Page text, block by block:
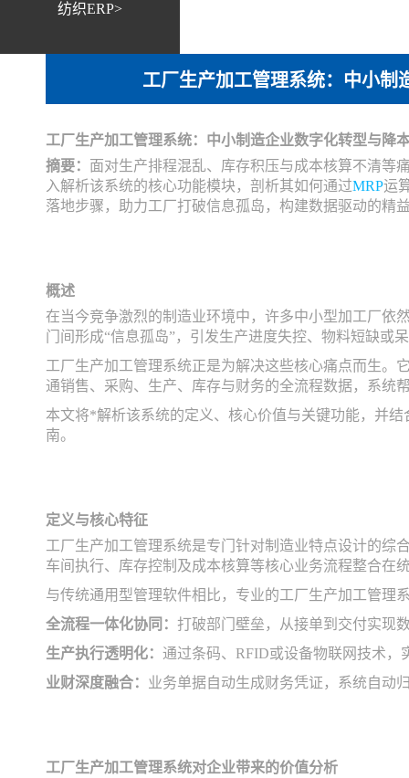
纺织ERP>
工厂生产加工管理系统：中小
工厂生产加工管理系统：中小制造企业数字化转型与降
摘要： 面对生产排程混乱、库存积压与成本核算不清等
入解析该系统的核心功能模块，剖析其如何通过MRP运
落地步骤，助力工厂打破信息孤岛，构建数据驱动的精
概述
在当今竞争激烈的制造业环境中，许多中小型加工厂依
门间形成“信息孤岛”，引发生产进度失控、物料短缺或
工厂生产加工管理系统正是为解决这些核心痛点而生。
通销售、采购、生产、库存与财务的全流程数据，系统
本文将*解析该系统的定义、核心价值与关键功能，并
南。
定义与核心特征
工厂生产加工管理系统是专门针对制造业特点设计的综
车间执行、库存控制及成本核算等核心业务流程整合在
与传统通用型管理软件相比，专业的工厂生产加工管理
全流程一体化协同： 打破部门壁垒，从接单到交付实现
生产执行透明化： 通过条码、RFID或设备物联网技术
业财深度融合： 业务单据自动生成财务凭证，系统自动
工厂生产加工管理系统对企业带来的价值分析